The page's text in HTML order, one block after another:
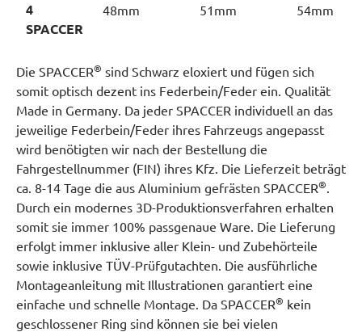
4
SPACCER
48mm 51mm 54mm
Die SPACCER® sind Schwarz eloxiert und fügen sich
somit optisch dezent ins Federbein/Feder ein. Qualität
Made in Germany. Da jeder SPACCER individuell an das
jeweilige Federbein/Feder ihres Fahrzeugs angepasst
wird benötigten wir nach der Bestellung die
Fahrgestellnummer (FIN) ihres Kfz. Die Lieferzeit beträgt
ca. 8-14 Tage die aus Aluminium gefrästen SPACCER®.
Durch ein modernes 3D-Produktionsverfahren erhalten
somit sie immer 100% passgenaue Ware. Die Lieferung
erfolgt immer inklusive aller Klein- und Zubehörteile
sowie inklusive TÜV-Prüfgutachten. Die ausführliche
Montageanleitung mit Illustrationen garantiert eine
einfache und schnelle Montage. Da SPACCER® kein
geschlossener Ring sind können sie bei vielen